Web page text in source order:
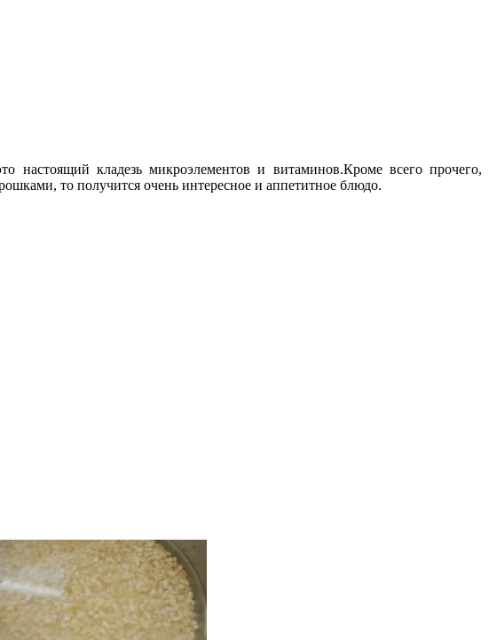
кладезь микроэлементов и витаминов.Кроме всего прочего,
то получится очень интересное и аппетитное блюдо.